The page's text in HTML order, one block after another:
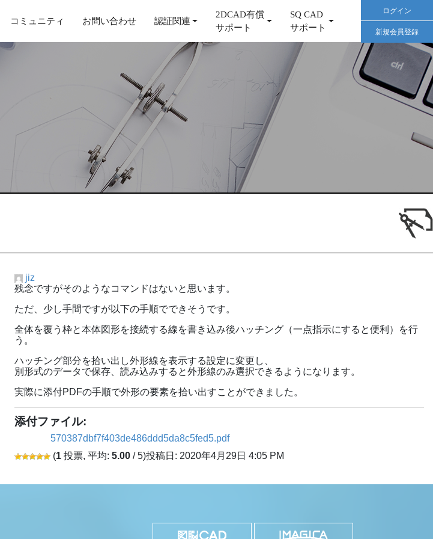
コミュニティ お問い合わせ 認証関連
2DCAD有償
サポート
SQ CAD
サポート
ログイン
新規会員登録
jiz
残念ですがそのようなコマンドはないと思います。
ただ、少し手間ですが以下の手順でできそうです。
全体を覆う枠と本体図形を接続する線を書き込み後ハッチング（一点指示にすると便利）を行
う。
ハッチング部分を拾い出し外形線を表示する設定に変更し、
別形式のデータで保存、読み込みすると外形線のみ選択できるようになります。
実際に添付PDFの手順で外形の要素を拾い出すことができました。
添付ファイル:
570387dbf7f403de486ddd5da8c5fed5.pdf
(1 投票, 平均:5.00 / 5)投稿日: 2020年4月29日 4:05 PM